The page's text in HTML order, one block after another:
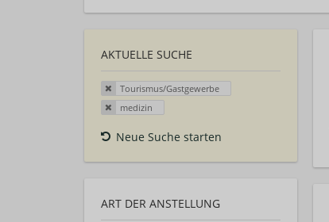
AKTUELLE SUCHE
Tourismus/Gastgewerbe
medizin
Neue Suche starten
ART DER ANSTELLUNG